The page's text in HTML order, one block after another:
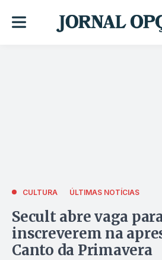
CULTURA ÚLTIMAS NOTÍCIAS
Secult abre vaga
inscreverem na
Canto da Primavera